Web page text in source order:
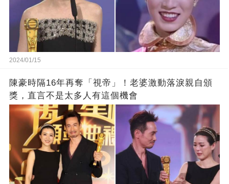
2024/01/15
陳豪時隔16年再奪「視帝」！老婆激動落淚親自頒
獎，直言不是太多人有這個機會